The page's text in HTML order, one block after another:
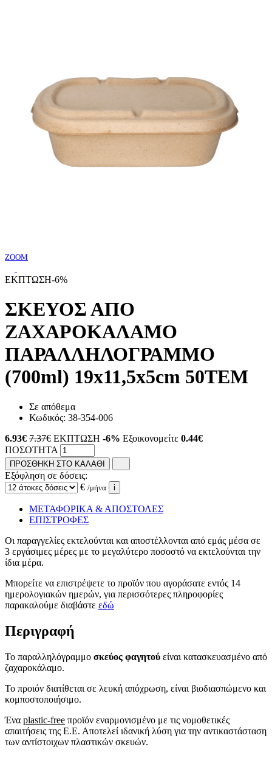
ZOOM
ΕΚΠΤΩΣΗ-6%
ΣΚΕΥΟΣ ΑΠΟ
ΖΑΧΑΡΟΚΑΛΑΜΟ
ΠΑΡΑΛΛΗΛΟΓΡΑΜΜΟ
(700ml) 19x11,5x5cm 50ΤΕΜ
Σε απόθεμα
Κωδικός: 38-354-006
6.93€ 7.37€ ΕΚΠΤΩΣΗ -6% Εξοικονομείτε 0.44€
ΠΟΣΟΤΗΤΑ
ΠΡΟΣΘΗΚΗ ΣΤΟ ΚΑΛΑΘΙ
Εξόφληση σε δόσεις:
€ /μήνα i
ΜΕΤΑΦΟΡΙΚΑ & ΑΠΟΣΤΟΛΕΣ
ΕΠΙΣΤΡΟΦΕΣ
Οι παραγγελίες εκτελούνται και αποστέλλονται από εμάς μέσα σε
3 εργάσιμες μέρες με το μεγαλύτερο ποσοστό να εκτελούνται την
ίδια μέρα.
Μπορείτε να επιστρέψετε το προϊόν που αγοράσατε εντός 14
ημερολογιακών ημερών, για περισσότερες πληροφορίες
παρακαλούμε διαβάστε εδώ
Περιγραφή
Το παραλληλόγραμμο σκεύος φαγητού είναι κατασκευασμένο από
ζαχαροκάλαμο.
To προιόν διατίθεται σε λευκή απόχρωση, είναι βιοδιασπώμενο και
κομποστοποιήσιμο.
Ένα plastic-free προϊόν εναρμονισμένο με τις νομοθετικές
απαιτήσεις της Ε.Ε. Αποτελεί ιδανική λύση για την αντικαστάσταση
των αντίστοιχων πλαστικών σκευών.